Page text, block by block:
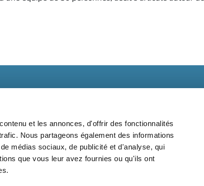
et les annonces, d'offrir des fonctionnalités
Nous partageons également des informations
médias sociaux, de publicité et d'analyse, qui
que vous leur avez fournies ou qu'ils ont
Qui sommes-nous ? Mentions légales
sur les réseaux sociaux